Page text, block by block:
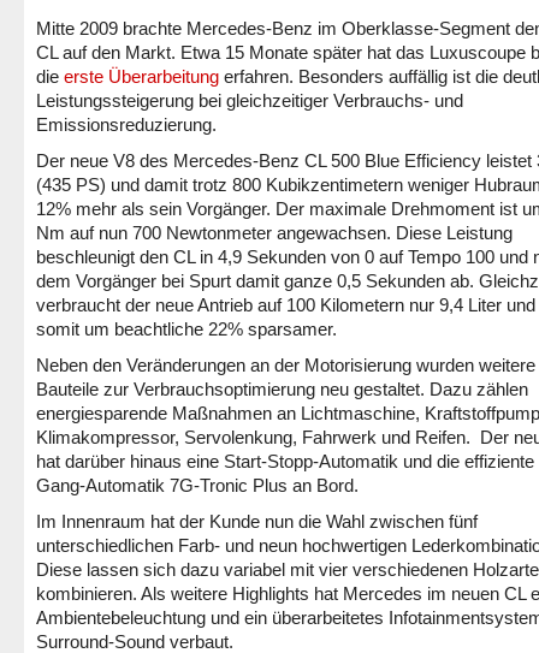
Mitte 2009 brachte Mercedes-Benz im Oberklasse-Segment
CL auf den Markt. Etwa 15 Monate später hat das Luxuscoupe
die erste Überarbeitung erfahren. Besonders auffällig ist die
Leistungssteigerung bei gleichzeitiger Verbrauchs- und
Emissionsreduzierung.
Der neue V8 des Mercedes-Benz CL 500 Blue Efficiency leistet
(435 PS) und damit trotz 800 Kubikzentimetern weniger
12% mehr als sein Vorgänger. Der maximale Drehmoment ist
Nm auf nun 700 Newtonmeter angewachsen. Diese Leistung
beschleunigt den CL in 4,9 Sekunden von 0 auf Tempo 100 und
dem Vorgänger bei Spurt damit ganze 0,5 Sekunden ab.
verbraucht der neue Antrieb auf 100 Kilometern nur 9,4 Liter
somit um beachtliche 22% sparsamer.
Neben den Veränderungen an der Motorisierung wurden weitere
Bauteile zur Verbrauchsoptimierung neu gestaltet. Dazu zählen
energiesparende Maßnahmen an Lichtmaschine,
Klimakompressor, Servolenkung, Fahrwerk und Reifen. Der
hat darüber hinaus eine Start-Stopp-Automatik und die effiziente
Gang-Automatik 7G-Tronic Plus an Bord.
Im Innenraum hat der Kunde nun die Wahl zwischen fünf
unterschiedlichen Farb- und neun hochwertigen
Diese lassen sich dazu variabel mit vier verschiedenen
kombinieren. Als weitere Highlights hat Mercedes im neuen CL
Ambientebeleuchtung und ein überarbeitetes
Surround-Sound verbaut.